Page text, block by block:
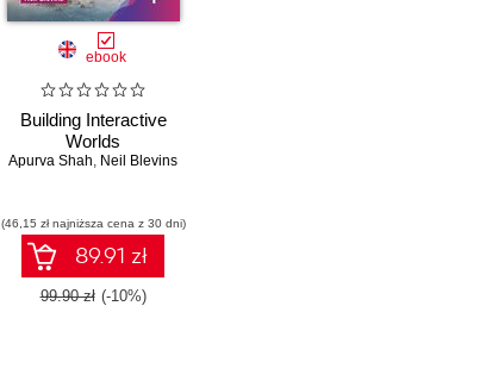
ebook
Building Interactive
Worlds
Apurva Shah, Neil Blevins
(46,15 zł najniższa cena z 30 dni)
89.91 zł
99.90 zł (-10%)